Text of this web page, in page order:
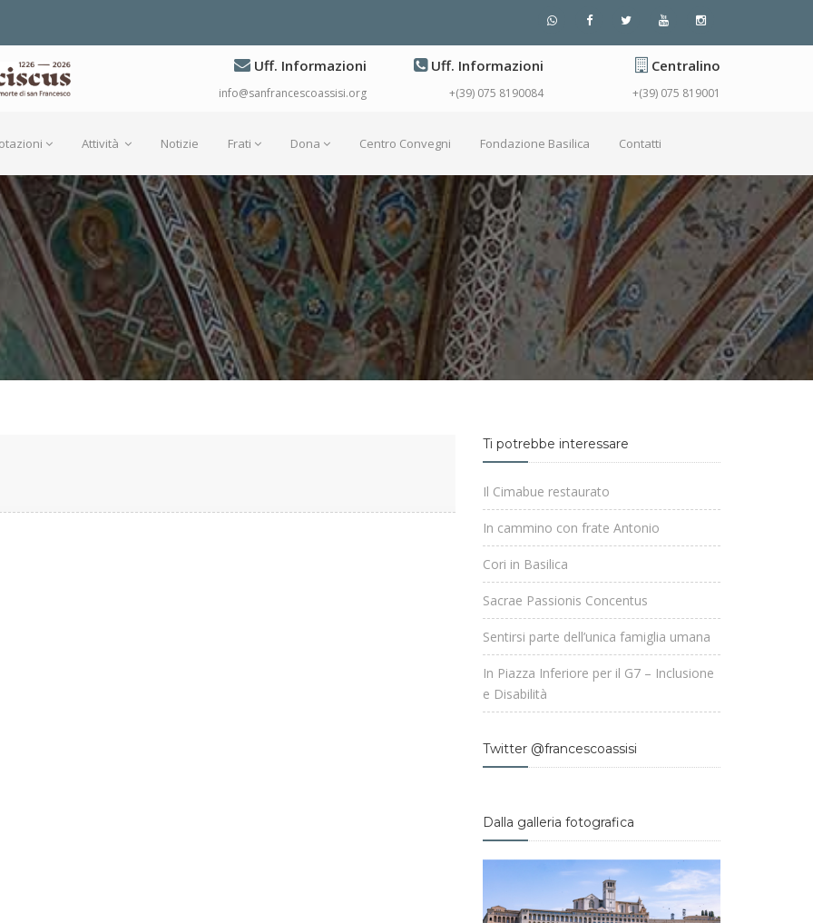
Uff. Informazioni
info@sanfrancescoassisi.org
Uff. Informazioni
+(39) 075 8190084
Centralino
+(39) 075 819001
Attività Notizie Frati Dona Centro Convegni Fondazione Basilica Contatti
Ti potrebbe interessare
Il Cimabue restaurato
In cammino con frate Antonio
Cori in Basilica
Sacrae Passionis Concentus
Sentirsi parte dell’unica famiglia umana
In Piazza Inferiore per il G7 – Inclusione
e Disabilità
Twitter @francescoassisi
Dalla galleria fotografica